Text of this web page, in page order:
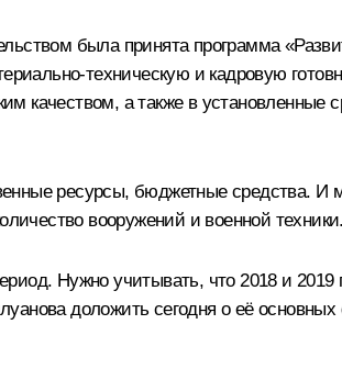
была принята программа
техническую и кадровую
качеством, а также в
ресурсы, бюджетные средства. И
вооружений и военной техники.
Нужно учитывать, что 2018 и 2019
доложить сегодня о её